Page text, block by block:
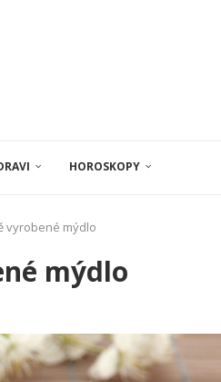
HOROSKOPY
vyrobené mýdlo
mýdlo